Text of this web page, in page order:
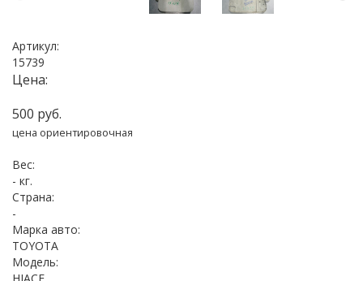
Артикул:
15739
Цена:
500 руб.
цена ориентировочная
Вес:
- кг.
Страна:
-
Марка авто:
TOYOTA
Модель:
HIACE